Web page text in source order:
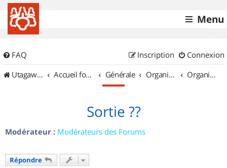
Menu
FAQ Connexion
Inscription
UtagawaVTT (Randos VTT et VTTAE avec traces GPS)
Accueil forum Générale Organisation de sorties & Recherche de partenaires Organisation de sorties en région Limousin
Sortie ??
Modérateur : Modérateurs des Forums
Répondre